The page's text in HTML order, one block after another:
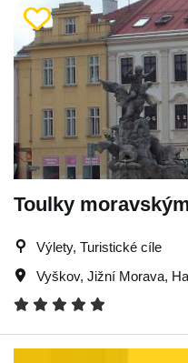
Toulky
Výlety, Turistické cíle
Vyškov, Jižní Morava,